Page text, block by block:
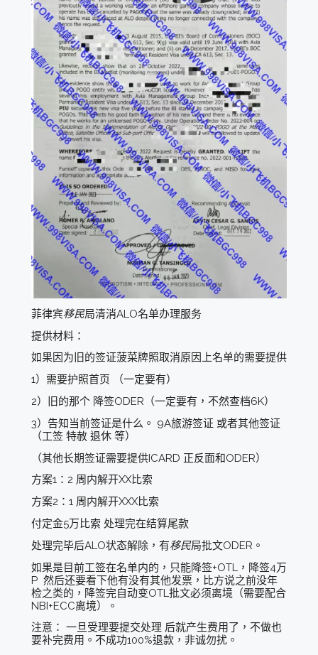
菲律宾移民局清消ALO名单办理服务
提供材料：
如果因为旧的签证菠菜牌照取消原因上名单的需要提供
1）需要护照首页 （一定要有）
2）旧的那个 降签ODER（一定要有，不然查档6K）
3）告知当前签证是什么。 9A旅游签证 或者其他签证
（工签 特赦 退休 等）
（其他长期签证需要提供ICARD 正反面和ODER）
方案1：2 周内解开XX比索
方案2：1 周内解开XXX比索
付定金5万比索 处理完在结算尾款
处理完毕后ALO状态解除，有移民局批文ODER。
如果是目前工签在名单内的，只能降签+OTL，降签4万
P 然后还要看下他有没有其他发票，比方说之前没年
检之类的，降签完自动变OTL批文必须离境（需要配合
NBI+ECC离境）。
注意： 一旦受理要提交处理 后就产生费用了，不做也
要补完费用。不成功100%退款，非诚勿扰。